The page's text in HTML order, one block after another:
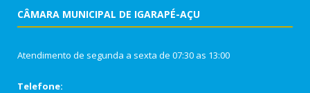
CÂMARA MUNICIPAL DE IGARAPÉ-AÇU
Atendimento de segunda a sexta de 07:30 as 13:00
Telefone: